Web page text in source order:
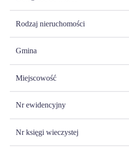
Rodzaj nieruchomości
Gmina
Miejscowość
Nr ewidencyjny
Nr księgi wieczystej